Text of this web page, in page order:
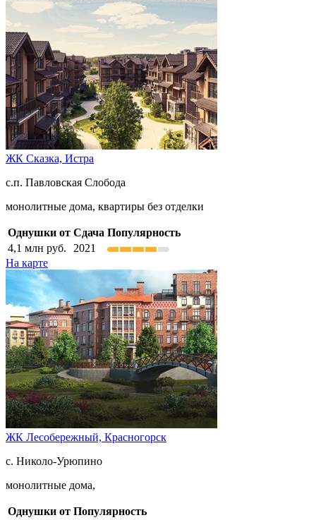
ЖК Сказка, Истра
с.п. Павловская Слобода
монолитные дома, квартиры без отделки
Однушки от Сдача Популярность
4,1 млн руб.
2021
На карте
ЖК Лесобережный, Красногорск
с. Николо-Урюпино
монолитные дома,
Однушки от Популярность